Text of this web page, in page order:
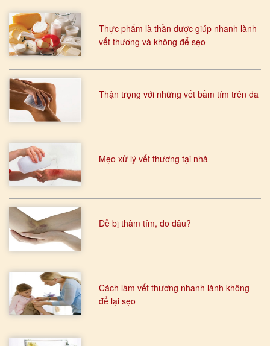
Thực phẩm là thần dược giúp nhanh lành
vết thương và không để sẹo
Thận trọng với những vết bầm tím trên da
Mẹo xử lý vết thương tại nhà
Dễ bị thâm tím, do đâu?
Cách làm vết thương nhanh lành không
để lại sẹo